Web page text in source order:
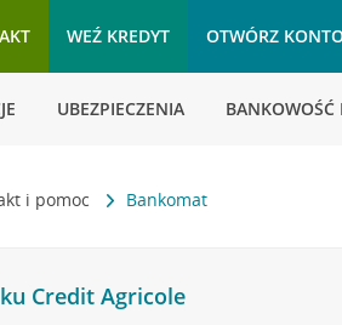
WEŹ KREDYT OTWÓRZ
UBEZPIECZENIA BANKOWOŚĆ
i pomoc Bankomat
Credit Agricole